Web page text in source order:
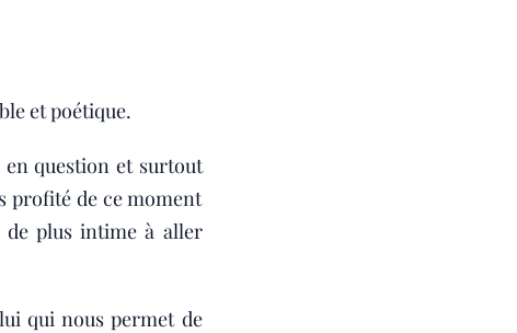
et poétique.
en question et surtout
de ce moment
de plus intime à aller
qui nous permet de